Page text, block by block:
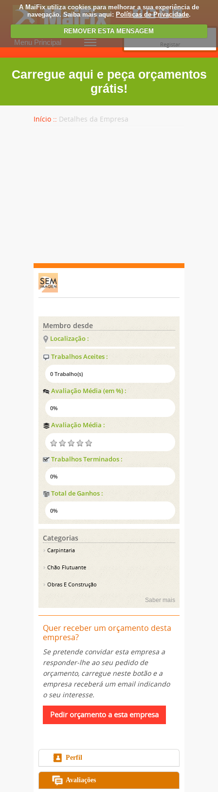
A MaiFix utiliza cookies para melhorar a sua experiência de
navegação. Saiba mais aqui: Políticas de Privacidade.
REMOVER ESTA MENSAGEM
Menu Principal
Registar
Carregue aqui e peça orçamentos
grátis!
Início :: Detalhes da Empresa
Membro desde
Localização :
Trabalhos Aceites :
0 Trabalho(s)
Avaliação Média (em %) :
0%
Avaliação Média :
Trabalhos Terminados :
0%
Total de Ganhos :
0%
Categorias
Carpintaria
Chão Flutuante
Obras E Construção
Saber mais
Quer receber um orçamento desta
empresa?
Se pretende convidar esta empresa a
responder-lhe ao seu pedido de
orçamento, carregue neste botão e a
empresa receberá um email indicando
o seu interesse.
Perfil
Avaliações